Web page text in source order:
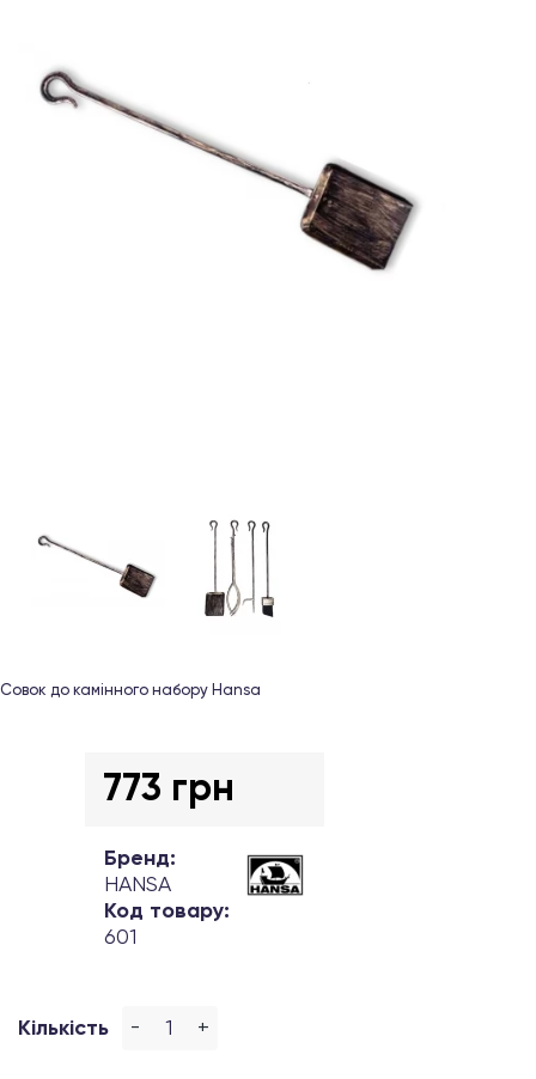
Совок до камінного набору Hansa
773 грн
Бренд:
HANSA
Код товару:
601
Кількість - +